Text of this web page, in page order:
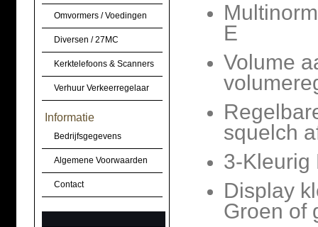
Omvormers / Voedingen
Diversen / 27MC
Kerktelefoons & Scanners
Verhuur Verkeerregelaar
Informatie
Bedrijfsgegevens
Algemene Voorwaarden
Contact
E
Volume
squelch
3-Kleurig
Display
Groen of